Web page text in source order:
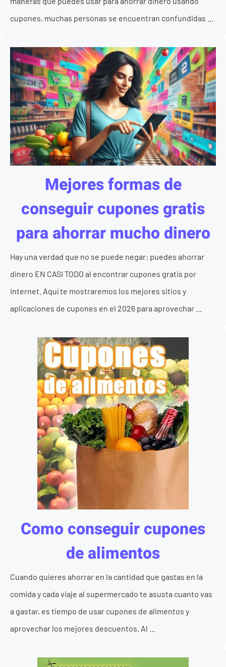
cupones, muchas personas se encuentran confundidas ...
Mejores formas de
conseguir cupones gratis
para ahorrar mucho dinero
Hay una verdad que no se puede negar: puedes ahorrar
dinero EN CASI TODO al encontrar cupones gratis por
Internet. Aquí te mostraremos los mejores sitios y
aplicaciones de cupones en el 2026 para aprovechar ...
Como conseguir cupones
de alimentos
Cuando quieres ahorrar en la cantidad que gastas en la
comida y cada viaje al supermercado te asusta cuanto vas
a gastar, es tiempo de usar cupones de alimentos y
aprovechar los mejores descuentos. Al ...